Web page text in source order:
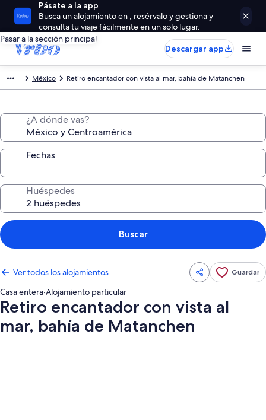
Pásate a la app
Busca un alojamiento en , resérvalo y gestiona y
consulta tu viaje fácilmente en un solo lugar.
Pasar a la sección principal
Descargar app
México Retiro encantador con vista al mar, bahía de Matanchen
¿A dónde vas?
Fechas
Huéspedes
Buscar
Ver todos los alojamientos Guardar
Casa entera·Alojamiento particular
Retiro encantador con vista al
mar, bahía de Matanchen